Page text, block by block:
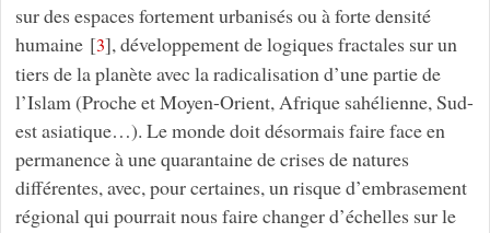
sur des espaces fortement urbanisés ou à forte densité
humaine[3], développement de logiques fractales sur un
tiers de la planète avec la radicalisation d’une partie de
l’Islam (Proche et Moyen-Orient, Afrique sahélienne, Sud-
est asiatique…). Le monde doit désormais faire face en
permanence à une quarantaine de crises de natures
différentes, avec, pour certaines, un risque d’embrasement
régional qui pourrait nous faire changer d’échelles sur le